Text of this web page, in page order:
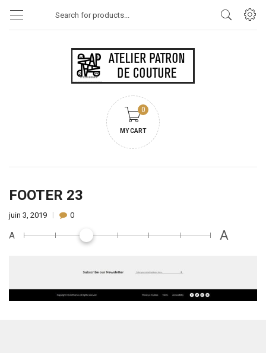
search
0
MY CART
FOOTER 23
juin 3, 2019 0
A A